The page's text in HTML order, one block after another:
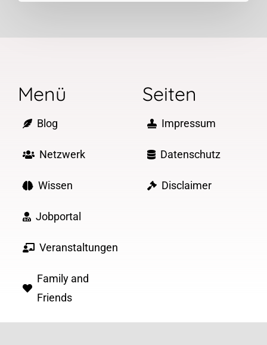
Menü
Blog
Netzwerk
Wissen
Jobportal
Veranstaltungen
Family and
Friends
Seiten
Impressum
Datenschutz
Disclaimer